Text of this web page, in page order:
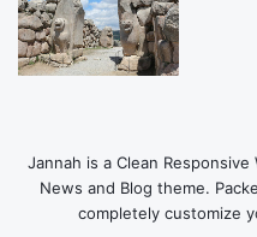
Jannah is a Clean
News and Blog theme.
completely customize